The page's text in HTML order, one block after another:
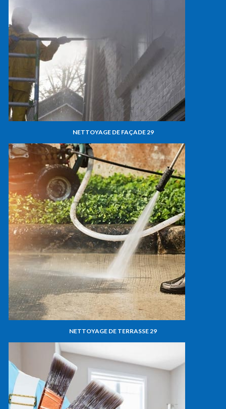
NETTOYAGE DE FAÇADE 29
NETTOYAGE DE TERRASSE 29